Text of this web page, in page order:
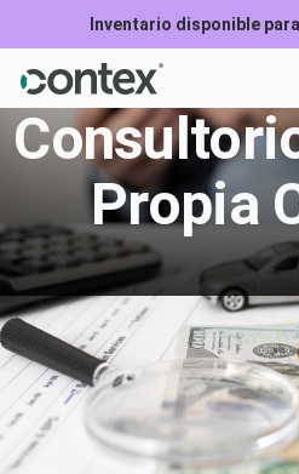
Inventario disponible para
Propia